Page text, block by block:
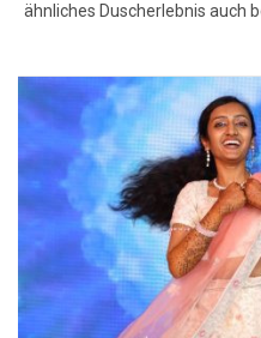
ähnliches Duscherlebnis auch